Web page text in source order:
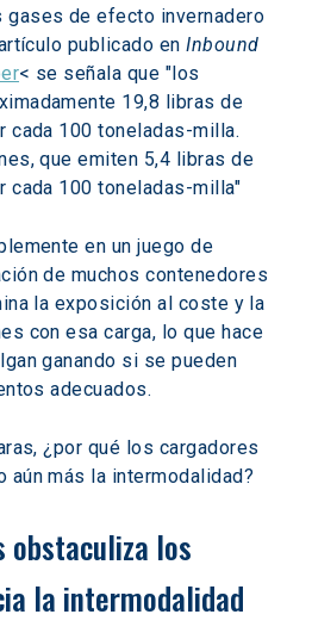
gases de efecto invernadero
publicado en Inbound
< se señala que "los
19,8 libras de
cada 100 toneladas-milla.
que emiten 5,4 libras de
cada 100 toneladas-milla"
en un juego de
de muchos contenedores
la exposición al coste y la
con esa carga, lo que hace
ganando si se pueden
adecuados.
¿por qué los cargadores
aún más la intermodalidad?
obstaculiza los
la intermodalidad